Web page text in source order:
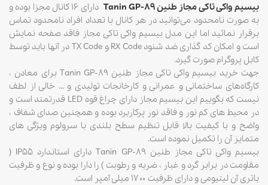
بیسیم واکی تاکی مجاز طنین Tanin GP-89
دارای ۱۶ کانال مجزا بوده و
به صورت نامحدود می‌توانید در هر کانال با تعداد افراد نامحدود تماس
برقرار نمائید اما این مدل بیسیم واکی تاکی مجاز فاقد صفحه نمایش
است و امکان کد گذاری ضد شنود RX Code و TX Code در آنها باید توسط
کابل پروگرام صورت گیرد.
جهت خرید بیسیم واکی تاکی مجاز طنین Tanin GP-89 برای معادن ،
کارگاه‌های ساختمانی و عمرانی و کارخانجات تولیدی و … خالی از لطف
نیست که بگوییم این بیسیم مجاز دارای چراغ قوه LED قدرتمند است و
در محیط های کم نور و فاقد نور پرکاربرد بوده و همچنین صدای شفاف ،
واضح و با کیفیت بالا قابل تنظیم سطح بلندی با سرولوم ویژگی های
متمایز آن را تکمیل نموده است.
بیسیم واکی تاکی مجاز طنین Tanin GP-89 دارای استاندارد IP55 (
مقاومت در برابر گرد و غبار ، ضربه و رطوبت ) را دارا بوده و نوع و ظرفیت
باتری آن لیتیومی و دارای ظرفیت ۱۷۰۰ میلی آمپر است.